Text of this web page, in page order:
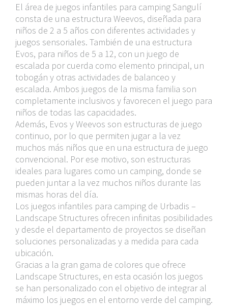
El área de juegos infantiles para camping Sangulí
consta de una estructura Weevos, diseñada para
niños de 2 a 5 años con diferentes actividades y
juegos sensoriales. También de una estructura
Evos, para niños de 5 a 12, con un juego de
escalada por cuerda como elemento principal, un
tobogán y otras actividades de balanceo y
escalada. Ambos juegos de la misma familia son
completamente inclusivos y favorecen el juego para
niños de todas las capacidades.
Además, Evos y Weevos son estructuras de juego
continuo, por lo que permiten jugar a la vez
muchos más niños que en una estructura de juego
convencional. Por ese motivo, son estructuras
ideales para lugares como un camping, donde se
pueden juntar a la vez muchos niños durante las
mismas horas del día.
Los juegos infantiles para camping de Urbadis –
Landscape Structures ofrecen infinitas posibilidades
y desde el departamento de proyectos se diseñan
soluciones personalizadas y a medida para cada
ubicación.
Gracias a la gran gama de colores que ofrece
Landscape Structures, en esta ocasión los juegos
se han personalizado con el objetivo de integrar al
máximo los juegos en el entorno verde del camping.